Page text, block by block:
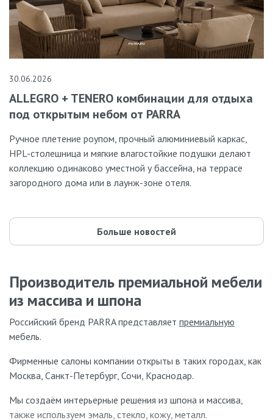
30.06.2026
ALLEGRO + TENERO комбинации для отдыха
под открытым небом от PARRA
Ручное плетение роупом, прочный алюминиевый каркас,
HPL-столешница и мягкие влагостойкие подушки делают
коллекцию одинаково уместной у бассейна, на террасе
загородного дома или в лаунж-зоне отеля.
Больше новостей
Производитель премиальной мебели
из массива и шпона
Российский бренд PARRA представляет премиальную
мебель.
Фирменные салоны компании открыты в таких городах, как
Москва, Санкт-Петербург, Сочи, Краснодар.
Мы создаём интерьерные решения из шпона и массива,
также используем эмаль, стекло, кожу, металл.